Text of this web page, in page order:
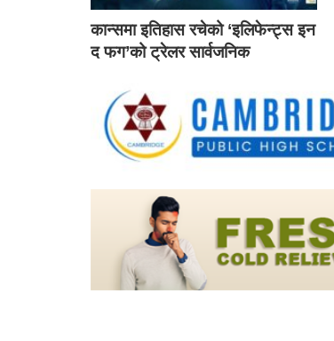
कान्समा इतिहास रचेको ‘इलिफेन्ट्स इन
द फग’को ट्रेलर सार्वजनिक